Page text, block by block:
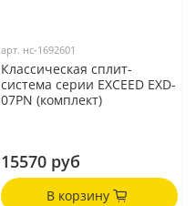
арт. нс-1692601
Классическая сплит-
система серии EXCEED EXD-
07PN (комплект)
15570 руб
В корзину